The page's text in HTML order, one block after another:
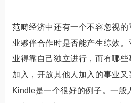
范畴经济中还有一个不容忽视
业夥伴合作时是否能产生综效
业得靠自己独立进行，而有哪些
加入，开放其他人加入的事业又
Kindle是一个很好的例子。一般